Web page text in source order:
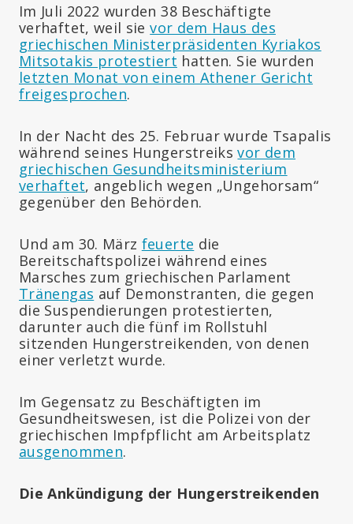
Im Juli 2022 wurden 38 Beschäftigte
verhaftet, weil sievor dem Haus des
griechischen Ministerpräsidenten Kyriakos
Mitsotakis protestiert hatten. Sie wurden
letzten Monat von einem Athener Gericht
freigesprochen.
In der Nacht des 25. Februar wurde Tsapalis
während seines Hungerstreiksvor dem
griechischen Gesundheitsministerium
verhaftet, angeblich wegen „Ungehorsam“
gegenüber den Behörden.
Und am 30. März feuerte die
Bereitschaftspolizei während eines
Marsches zum griechischen Parlament
Tränengas auf Demonstranten, die gegen
die Suspendierungen protestierten,
darunter auch die fünf im Rollstuhl
sitzenden Hungerstreikenden, von denen
einer verletzt wurde.
Im Gegensatz zu Beschäftigten im
Gesundheitswesen, ist die Polizei von der
griechischen Impfpflicht am Arbeitsplatz
ausgenommen.
Die Ankündigung der Hungerstreikenden